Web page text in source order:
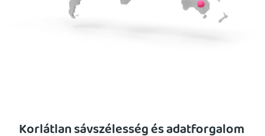
Korlátlan sávszélesség és adatforgalom